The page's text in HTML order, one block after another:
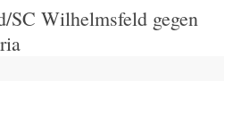
SC Wilhelmsfeld gegen